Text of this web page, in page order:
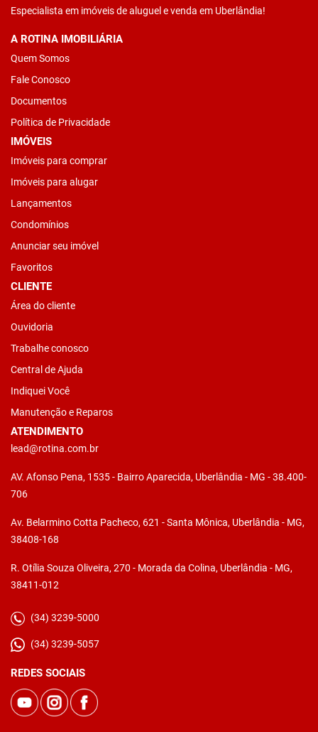
Especialista em imóveis de aluguel e venda em Uberlândia!
A ROTINA IMOBILIÁRIA
Quem Somos
Fale Conosco
Documentos
Política de Privacidade
IMÓVEIS
Imóveis para comprar
Imóveis para alugar
Lançamentos
Condomínios
Anunciar seu imóvel
Favoritos
CLIENTE
Área do cliente
Ouvidoria
Trabalhe conosco
Central de Ajuda
Indiquei Você
Manutenção e Reparos
ATENDIMENTO
lead@rotina.com.br
AV. Afonso Pena, 1535 - Bairro Aparecida, Uberlândia - MG - 38.400-
706
Av. Belarmino Cotta Pacheco, 621 - Santa Mônica, Uberlândia - MG,
38408-168
R. Otília Souza Oliveira, 270 - Morada da Colina, Uberlândia - MG,
38411-012
(34) 3239-5000
(34) 3239-5057
REDES SOCIAIS